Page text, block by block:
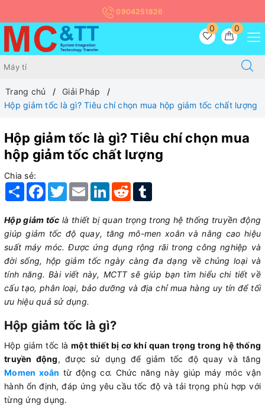
0904251826
0
0
Trang chủ
Giải Pháp
Hộp giảm tốc là gì? Tiêu chí chọn mua hộp giảm tốc chất lượng
Hộp giảm tốc là gì? Tiêu chí chọn mua
hộp giảm tốc chất lượng
Chia sẻ:
Share Facebook
TwitterEmail LinkedInReddit
Hộp giảm tốc là thiết bị quan trọng trong hệ thống truyền động
giúp giảm tốc độ quay, tăng mô-men xoắn và nâng cao hiệu
suất máy móc. Được ứng dụng rộng rãi trong công nghiệp và
đời sống, hộp giảm tốc ngày càng đa dạng về chủng loại và
tính năng. Bài viết này, MCTT sẽ giúp bạn tìm hiểu chi tiết về
cấu tạo, phân loại, bảo dưỡng và địa chỉ mua hàng uy tín để tối
ưu hiệu quả sử dụng.
Hộp giảm tốc là gì?
Hộp giảm tốc làmột thiết bị cơ khí quan trọng trong hệ thống
truyền động, được sử dụng để giảm tốc độ quay và tăng
Momen xoắn từ động cơ. Chức năng này giúp máy móc vận
hành ổn định, đáp ứng yêu cầu tốc độ và tải trọng phù hợp với
từng ứng dụng.